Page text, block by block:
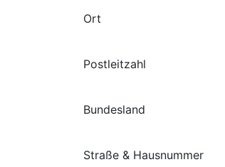
Ort
Postleitzahl
Bundesland
Straße & Hausnummer